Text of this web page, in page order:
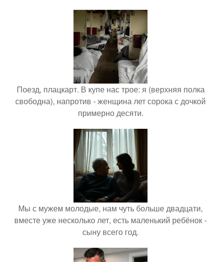
Поезд, плацкарт. В купе нас трое: я (верхняя полка
свободна), напротив - женщина лет сорока с дочкой
примерно десяти.
Мы с мужем молодые, нам чуть больше двадцати,
вместе уже несколько лет, есть маленький ребёнок -
сыну всего год.